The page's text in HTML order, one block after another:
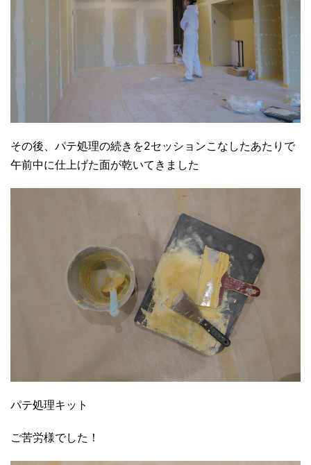
その後、パテ処理の続きを2セッションこなしたあたりで
午前中に仕上げた面が乾いてきました
パテ処理キット
ご苦労様でした！